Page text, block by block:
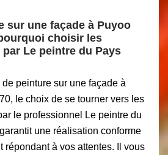
sur une façade à Puyoo
choisir les
Le peintre du Pays
peinture sur une façade à
le choix de se tourner vers les
le professionnel Le peintre du
une réalisation conforme
répondant à vos attentes. Il vous